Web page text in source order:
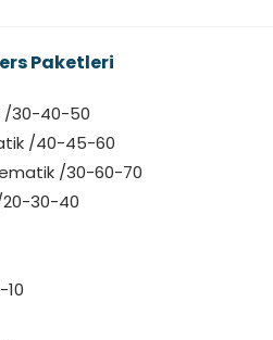
Paketleri
/30-40-50
/40-45-60
/30-60-70
20-30-40
10